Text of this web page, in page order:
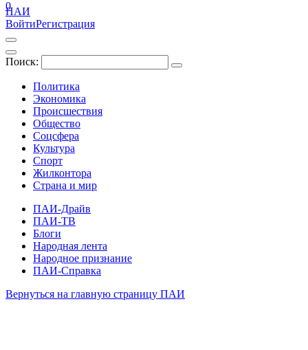
ПАИ
ВойтиРегистрация
Поиск:
Политика
Экономика
Происшествия
Общество
Соцсфера
Культура
Спорт
Жилконтора
Страна и мир
ПАИ-Драйв
ПАИ-ТВ
Блоги
Народная лента
Народное признание
ПАИ-Справка
0
Вернуться на главную страницу ПАИ